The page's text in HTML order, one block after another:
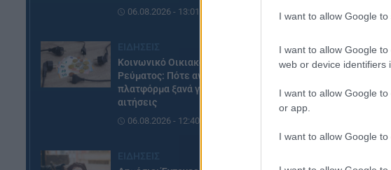
I want to allow Google
I want to allow Google
web or device identifiers
I want to allow Google
or app.
I want to allow Google
06.08.2026 - 13:01
Κοινωνικό Οικιακό Τιμολόγιο
Ρεύματος: Πότε ανοίγει η
πλατφόρμα ξανά για τις
αιτήσεις
06.08.2026 - 12:40